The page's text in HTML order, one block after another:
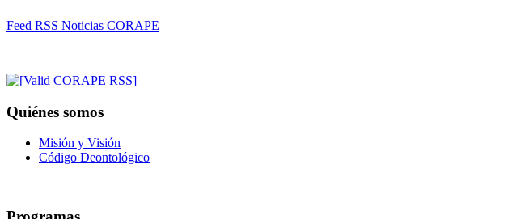
Feed RSS Noticias CORAPE
Quiénes somos
Misión y Visión
Código Deontológico